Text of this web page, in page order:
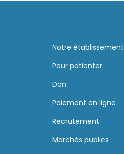
Notre établissement
Pour patienter
Don
Paiement en ligne
Recrutement
Marchés publics